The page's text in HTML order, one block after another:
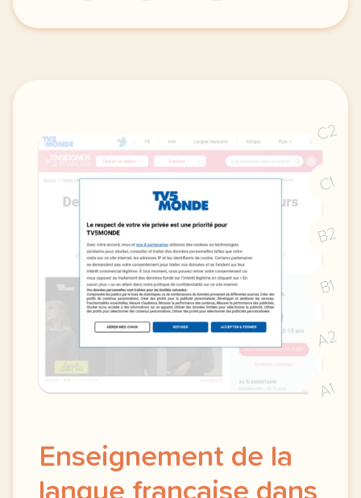
fiche b2 toucher le pactole expliquer une
C2
C1
B2
B1
A2
A1
Enseignement de la